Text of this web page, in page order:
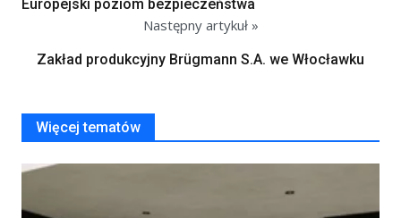
Europejski poziom bezpieczeństwa
Następny artykuł »
Zakład produkcyjny Brügmann S.A. we Włocławku
Więcej tematów